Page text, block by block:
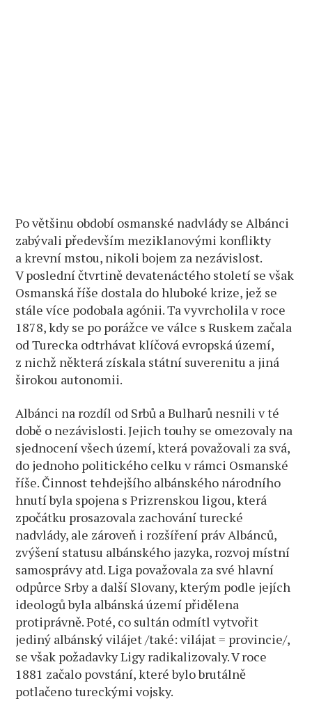
Po většinu období osmanské nadvlády se Albánci
zabývali především meziklanovými konflikty
a krevní mstou, nikoli bojem za nezávislost.
V poslední čtvrtině devatenáctého století se však
Osmanská říše dostala do hluboké krize, jež se
stále více podobala agónii. Ta vyvrcholila v roce
1878, kdy se po porážce ve válce s Ruskem začala
od Turecka odtrhávat klíčová evropská území,
z nichž některá získala státní suverenitu a jiná
širokou autonomii.
Albánci na rozdíl od Srbů a Bulharů nesnili v té
době o nezávislosti. Jejich touhy se omezovaly na
sjednocení všech území, která považovali za svá,
do jednoho politického celku v rámci Osmanské
říše. Činnost tehdejšího albánského národního
hnutí byla spojena s Prizrenskou ligou, která
zpočátku prosazovala zachování turecké
nadvlády, ale zároveň i rozšíření práv Albánců,
zvýšení statusu albánského jazyka, rozvoj místní
samosprávy atd. Liga považovala za své hlavní
odpůrce Srby a další Slovany, kterým podle jejích
ideologů byla albánská území přidělena
protiprávně. Poté, co sultán odmítl vytvořit
jediný albánský vilájet /také: vilájat = provincie/,
se však požadavky Ligy radikalizovaly. V roce
1881 začalo povstání, které bylo brutálně
potlačeno tureckými vojsky.